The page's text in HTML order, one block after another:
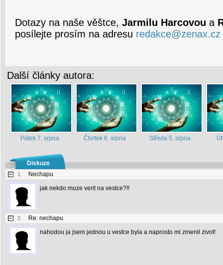
Dotazy na naše věštce, Jarmilu Harcovou a
posílejte prosím na adresu redakce@zenax.cz
Další články autora:
Pátek 7. srpna Čtvrtek 6. srpna Středa 5. srpna
Diskuze
1.
Nechapu
jak nekdo muze verit na vestce?!!
2.
Re: nechapu
nahodou ja jsem jednou u vestce byla a naprosto mi zmenil zivot!